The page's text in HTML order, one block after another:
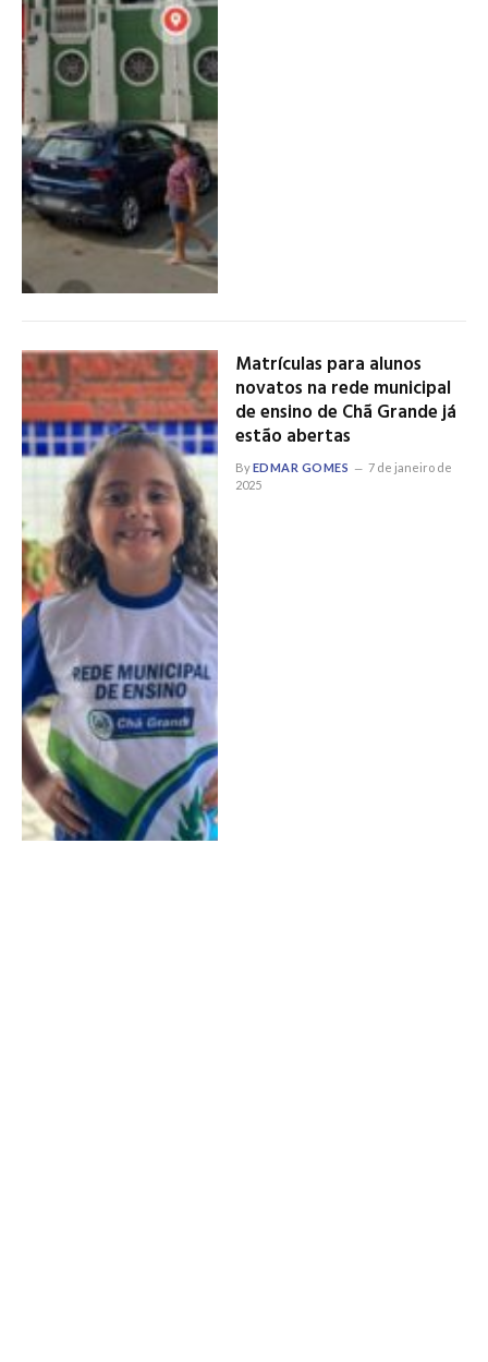
Matrículas para alunos
novatos na rede municipal
de ensino de Chã Grande já
estão abertas
ByEDMAR GOMES
7 de janeiro de
2025